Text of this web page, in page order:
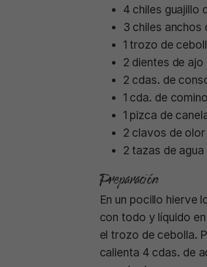
4 chiles guajillo
3 chiles anchos
1 trozo de
2 dientes de ajo
2 cdas. de
1 cda. de comino
1 pizca de
2 clavos de olor
2 tazas de agua
Preparación:
En un pocillo hierve
con todo y líquido
el trozo de cebolla.
calienta 4 cdas. de